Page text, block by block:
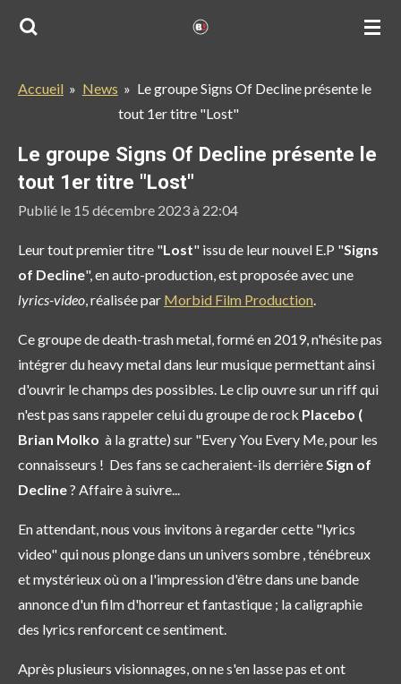
Passer
principal
Accueil » News » Le groupe Signs Of Decline présente le
tout 1er titre "Lost"
Le groupe Signs Of Decline présente le
tout 1er titre "Lost"
Publié le 15 décembre 2023 à 22:04
Leur tout premier titre "Lost" issu de leur nouvel E.P "Signs
of Decline", en auto-production, est proposée avec une
lyrics-video, réalisée par Morbid Film Production.
Ce groupe de death-trash metal, formé en 2019, n'hésite pas
intégrer du heavy metal dans leur musique permettant ainsi
d'ouvrir le champs des possibles. Le clip ouvre sur un riff qui
n'est pas sans rappeler celui du groupe de rock Placebo (
Brian Molko à la gratte) sur "Every You Every Me, pour les
connaisseurs ! Des fans se cacheraient-ils derrièreSign of
Decline? Affaire à suivre...
En attendant, nous vous invitons à regarder cette "lyrics
video" qui nous plonge dans un univers sombre , ténébreux
et mystérieux où on a l'impression d'être dans une bande
annonce d'un film d'horreur et fantastique ; la caligraphie
des lyrics renforcent ce sentiment.
Après plusieurs visionnages, on ne s'en lasse pas et ont